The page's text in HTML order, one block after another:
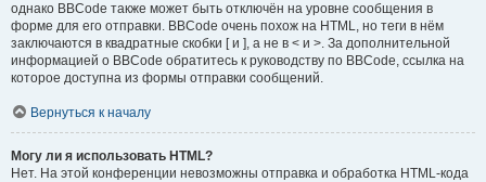
однако BBCode также может быть отключён на уровне сообщения в
форме для его отправки. BBCode очень похож на HTML, но теги в нём
заключаются в квадратные скобки [ и ], а не в < и >. За дополнительной
информацией о BBCode обратитесь к руководству по BBCode, ссылка на
которое доступна из формы отправки сообщений.
Вернуться к началу
Могу ли я использовать HTML?
Нет. На этой конференции невозможны отправка и обработка HTML-кода